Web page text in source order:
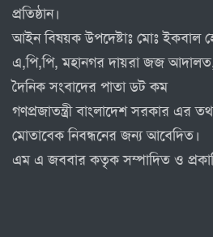
প্রতিষ্ঠান।
আইন বিষয়ক উপদেষ্টাঃ মোঃ ইকবাল
এ,পি,পি, মহানগর দায়রা জজ আদালত,
দৈনিক সংবাদের পাতা ডট কম
গণপ্রজাতন্ত্রী বাংলাদেশ সরকার এর
মোতাবেক নিবন্ধনের জন্য আবেদিত।
এম এ জববার কতৃক সম্পাদিত ও